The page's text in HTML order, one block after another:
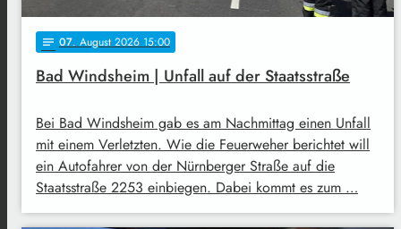
notes 07. August 2026 15:00
Bad Windsheim | Unfall auf der Staatsstraße
Bei Bad Windsheim gab es am Nachmittag einen Unfall
mit einem Verletzten. Wie die Feuerweher berichtet will
ein Autofahrer von der Nürnberger Straße auf die
Staatsstraße 2253 einbiegen. Dabei kommt es zum …